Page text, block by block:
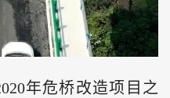
年危桥改造项目之